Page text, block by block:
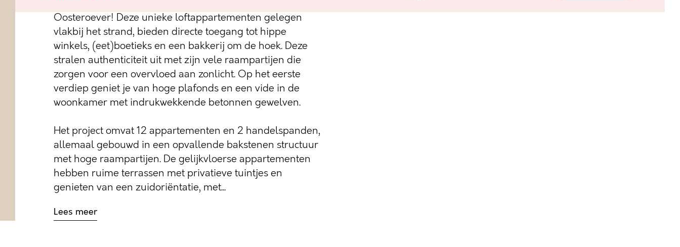
Oosteroever! Deze unieke loftappartementen gelegen
vlakbij het strand, bieden directe toegang tot hippe
winkels, (eet)boetieks en een bakkerij om de hoek. Deze
stralen authenticiteit uit met zijn vele raampartijen die
zorgen voor een overvloed aan zonlicht. Op het eerste
verdiep geniet je van hoge plafonds en een vide in de
woonkamer met indrukwekkende betonnen gewelven.
Het project omvat 12 appartementen en 2 handelspanden,
allemaal gebouwd in een opvallende bakstenen structuur
met hoge raampartijen. De gelijkvloerse appartementen
hebben ruime terrassen met privatieve tuintjes en
genieten van een zuidoriëntatie, met...
Lees meer